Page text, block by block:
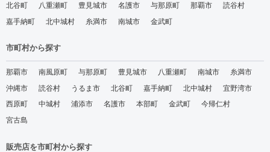
北谷町
八重瀬町 豊見城市 名護市 与那原町 那覇市
読谷村
嘉手納町
北中城村 糸満市 南城市 金武町
市町村から探す
那覇市 南風原町 与那原町 豊見城市 八重瀬町 南城市
糸満市
沖縄市
読谷村 うるま市 北谷町 嘉手納町 北中城村
宜野湾市
西原町
中城村 浦添市 名護市 本部町 金武町
今帰仁村
宮古島
販売店を市町村から探す